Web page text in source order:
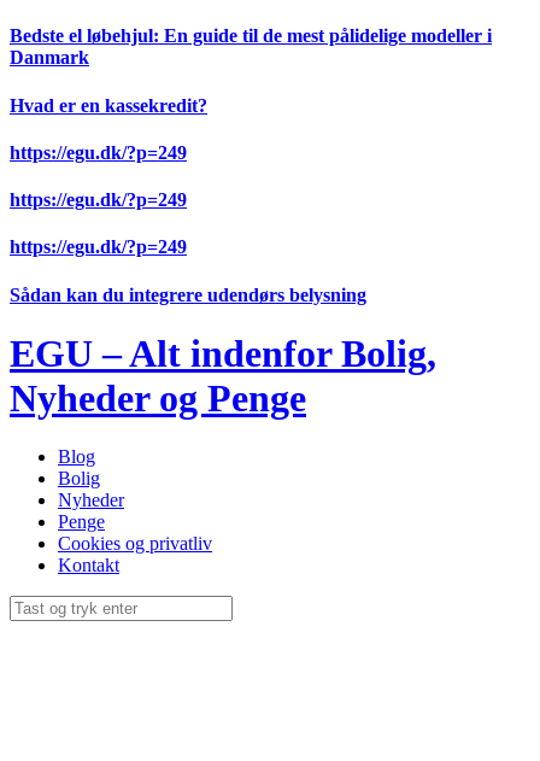
Videre
til
Bedste el løbehjul: En guide til de mest pålidelige modeller i
Danmark
Hvad er en kassekredit?
https://egu.dk/?p=249
https://egu.dk/?p=249
https://egu.dk/?p=249
Sådan kan du integrere udendørs belysning
EGU – Alt indenfor Bolig,
Nyheder og Penge
Blog
Bolig
Nyheder
Penge
Cookies og privatliv
Kontakt
Søg
efter: